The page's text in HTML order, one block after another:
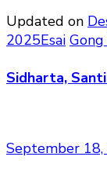
Updated on
2025Esai
Sidharta,
September